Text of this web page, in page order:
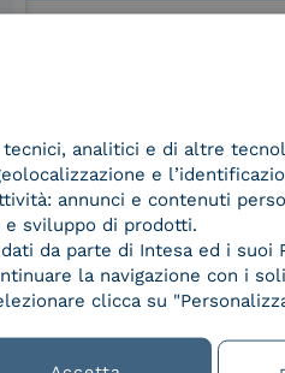
e
SPID
analitici e di altre
e
annunci e contenuti
sviluppo di prodotti.
da parte di Intesa ed i suoi
la navigazione con i
clicca su